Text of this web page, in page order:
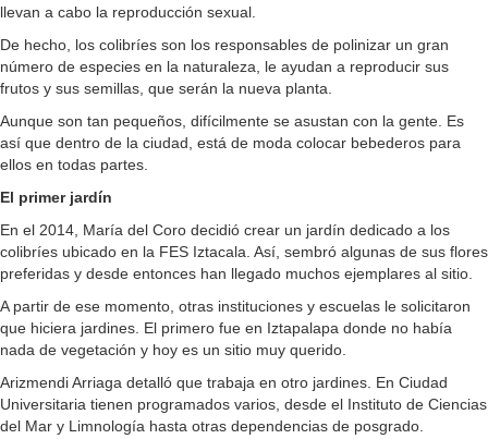
llevan a cabo la reproducción sexual.
De hecho, los colibríes son los responsables de polinizar un gran
número de especies en la naturaleza, le ayudan a reproducir sus
frutos y sus semillas, que serán la nueva planta.
Aunque son tan pequeños, difícilmente se asustan con la gente. Es
así que dentro de la ciudad, está de moda colocar bebederos para
ellos en todas partes.
El primer jardín
En el 2014, María del Coro decidió crear un jardín dedicado a los
colibríes ubicado en la FES Iztacala. Así, sembró algunas de sus flores
preferidas y desde entonces han llegado muchos ejemplares al sitio.
A partir de ese momento, otras instituciones y escuelas le solicitaron
que hiciera jardines. El primero fue en Iztapalapa donde no había
nada de vegetación y hoy es un sitio muy querido.
Arizmendi Arriaga detalló que trabaja en otro jardines. En Ciudad
Universitaria tienen programados varios, desde el Instituto de Ciencias
del Mar y Limnología hasta otras dependencias de posgrado.